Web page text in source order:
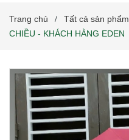
Trang chủ / Tất cả sản
CHIỀU - KHÁCH HÀNG EDEN